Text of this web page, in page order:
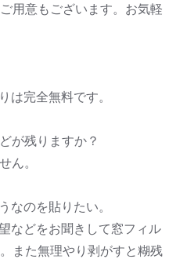
用意もございます。お気軽
は完全無料です。
が残りますか？
ん。
なのを貼りたい。
などをお聞きして窓フィル
また無理やり剥がすと糊残